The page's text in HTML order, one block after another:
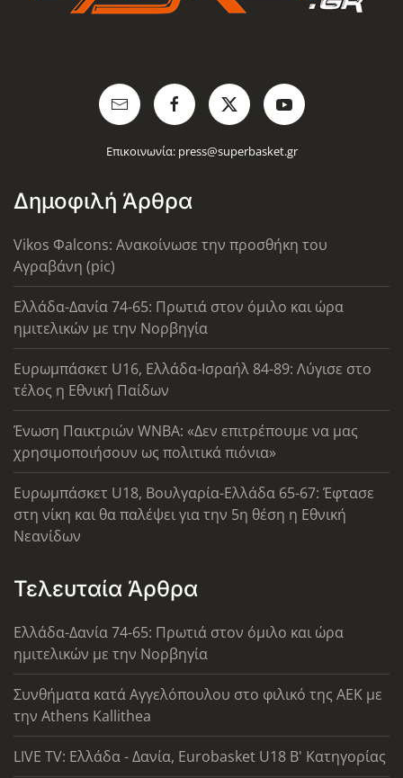
Επικοινωνία: press@superbasket.gr
Δημοφιλή Άρθρα
Vikos Φalcons: Ανακοίνωσε την προσθήκη του
Αγραβάνη (pic)
Ελλάδα-Δανία 74-65: Πρωτιά στον όμιλο και ώρα
ημιτελικών με την Νορβηγία
Ευρωμπάσκετ U16, Ελλάδα-Ισραήλ 84-89: Λύγισε στο
τέλος η Εθνική Παίδων
Ένωση Παικτριών WNBA: «Δεν επιτρέπουμε να μας
χρησιμοποιήσουν ως πολιτικά πιόνια»
Ευρωμπάσκετ U18, Βουλγαρία-Ελλάδα 65-67: Έφτασε
στη νίκη και θα παλέψει για την 5η θέση η Εθνική
Νεανίδων
Τελευταία Άρθρα
Ελλάδα-Δανία 74-65: Πρωτιά στον όμιλο και ώρα
ημιτελικών με την Νορβηγία
Συνθήματα κατά Αγγελόπουλου στο φιλικό της ΑΕΚ με
την Athens Kallithea
LIVE TV: Ελλάδα - Δανία, Eurobasket U18 Β' Κατηγορίας